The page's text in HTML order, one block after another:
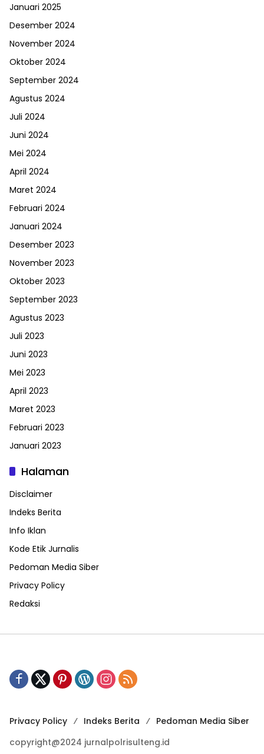
Januari 2025
Desember 2024
November 2024
Oktober 2024
September 2024
Agustus 2024
Juli 2024
Juni 2024
Mei 2024
April 2024
Maret 2024
Februari 2024
Januari 2024
Desember 2023
November 2023
Oktober 2023
September 2023
Agustus 2023
Juli 2023
Juni 2023
Mei 2023
April 2023
Maret 2023
Februari 2023
Januari 2023
Halaman
Disclaimer
Indeks Berita
Info Iklan
Kode Etik Jurnalis
Pedoman Media Siber
Privacy Policy
Redaksi
Privacy Policy Indeks Berita
Pedoman Media Siber
copyright@2024 jurnalpolrisulteng.id